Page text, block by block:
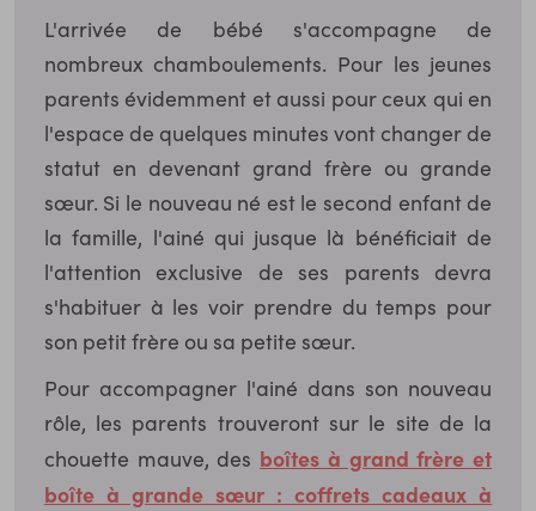
L'arrivée de bébé s'accompagne de
nombreux chamboulements. Pour les jeunes
parents évidemment et aussi pour ceux qui en
l'espace de quelques minutes vont changer de
statut en devenant grand frère ou grande
sœur. Si le nouveau né est le second enfant de
la famille, l'ainé qui jusque là bénéficiait de
l'attention exclusive de ses parents devra
s'habituer à les voir prendre du temps pour
son petit frère ou sa petite sœur.
Pour accompagner l'ainé dans son nouveau
rôle, les parents trouveront sur le site de la
chouette mauve, des boîtes à grand frère et
boîte à grande sœur : coffrets cadeaux à